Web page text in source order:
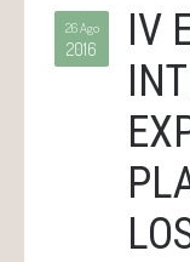
26 Ago
2016
IV